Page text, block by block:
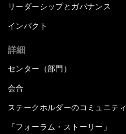
リーダーシップとガバナンス
インパクト
詳細
センター（部門）
会合
ステークホルダーのコミュニティ
「フォーラム・ストーリー」